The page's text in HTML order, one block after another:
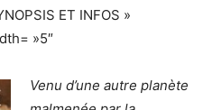
ET INFOS »
»5″
Venu d’une autre planète